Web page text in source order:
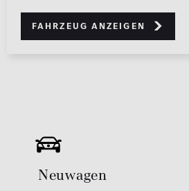
Fahrzeug anzeigen
Neuwagen